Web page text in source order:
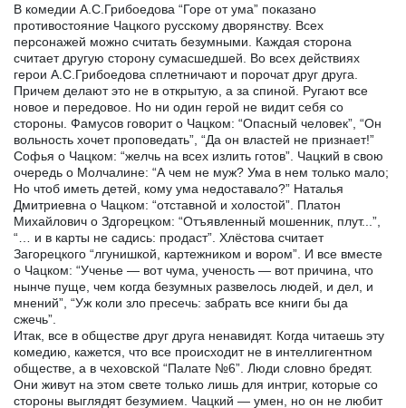
В комедии А.С.Грибоедова “Горе от ума” показано
противостояние Чацкого русскому дворянству. Всех
персонажей можно считать безумными. Каждая сторона
считает другую сторону сумасшедшей. Во всех действиях
герои А.С.Грибоедова сплетничают и порочат друг друга.
Причем делают это не в открытую, а за спиной. Ругают все
новое и передовое. Но ни один герой не видит себя со
стороны. Фамусов говорит о Чацком: “Опасный человек”, “Он
вольность хочет проповедать”, “Да он властей не признает!”
Софья о Чацком: “желчь на всех излить готов”. Чацкий в свою
очередь о Молчалине: “А чем не муж? Ума в нем только мало;
Но чтоб иметь детей, кому ума недоставало?” Наталья
Дмитриевна о Чацком: “отставной и холостой”. Платон
Михайлович о Здгорецком: “Отъявленный мошенник, плут...”,
“… и в карты не садись: продаст”. Хлёстова считает
Загорецкого “лгунишкой, картежником и вором”. И все вместе
о Чацком: “Ученье — вот чума, ученость — вот причина, что
нынче пуще, чем когда безумных развелось людей, и дел, и
мнений”, “Уж коли зло пресечь: забрать все книги бы да
сжечь”.
Итак, все в обществе друг друга ненавидят. Когда читаешь эту
комедию, кажется, что все происходит не в интеллигентном
обществе, а в чеховской “Палате №6”. Люди словно бредят.
Они живут на этом свете только лишь для интриг, которые со
стороны выглядят безумием. Чацкий — умен, но он не любит